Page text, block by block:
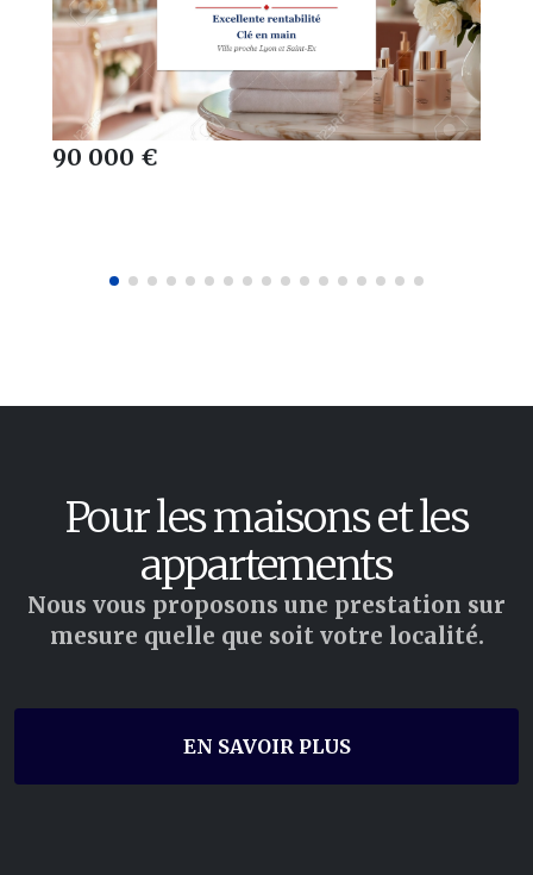
90 000 €
Pour les maisons et les
appartements
Nous vous proposons une prestation sur
mesure quelle que soit votre localité.
EN SAVOIR PLUS